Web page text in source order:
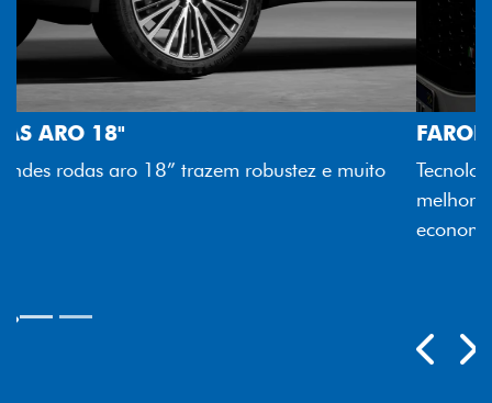
FAROL FULL LED
Tecnologia dos faróis totalmente em LED garante
melhor luminosidade, maior durabilidade e mais